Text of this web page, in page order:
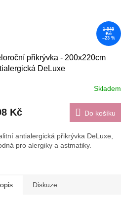
1 040
Kč
–23 %
přikrývka - 200x220cm
DeLuxe
Skladem
Kč Do košíku
antialergická přikrývka DeLuxe,
pro alergiky a astmatiky.
Diskuze